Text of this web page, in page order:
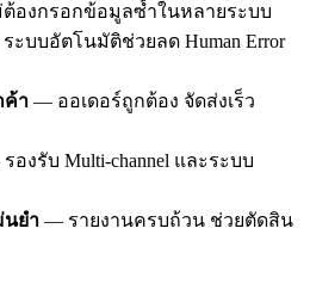
องกรอกข้อมูลซ้ำในหลายระบบ
ะบบอัตโนมัติช่วยลด Human Error
ค้า — ออเดอร์ถูกต้อง จัดส่งเร็ว
องรับ Multi-channel และระบบ
นยำ — รายงานครบถ้วน ช่วยตัดสิน